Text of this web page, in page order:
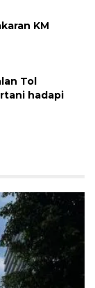
KM
Tol
hadapi